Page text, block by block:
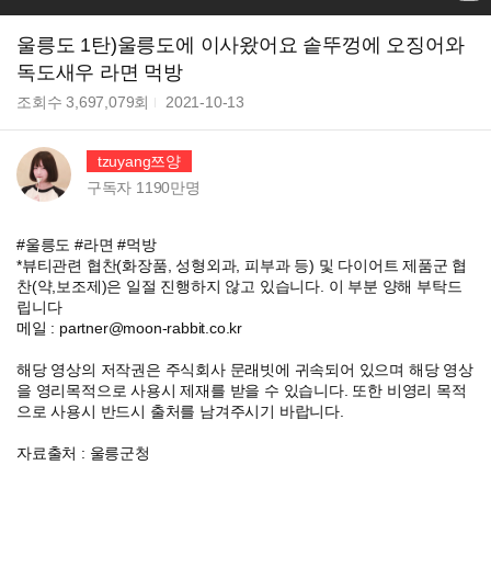
울릉도 1탄)울릉도에 이사왔어요 솥뚜껑에 오징어와
독도새우 라면 먹방
조회수3,697,079회 2021-10-13
tzuyang쯔양
구독자 1190만명
#울릉도 #라면 #먹방
*뷰티관련 협찬(화장품, 성형외과, 피부과 등) 및 다이어트 제품군 협
찬(약,보조제)은 일절 진행하지 않고 있습니다. 이 부분 양해 부탁드
립니다
메일 : partner@moon-rabbit.co.kr
해당 영상의 저작권은 주식회사 문래빗에 귀속되어 있으며 해당 영상
을 영리목적으로 사용시 제재를 받을 수 있습니다. 또한 비영리 목적
으로 사용시 반드시 출처를 남겨주시기 바랍니다.
자료출처 : 울릉군청